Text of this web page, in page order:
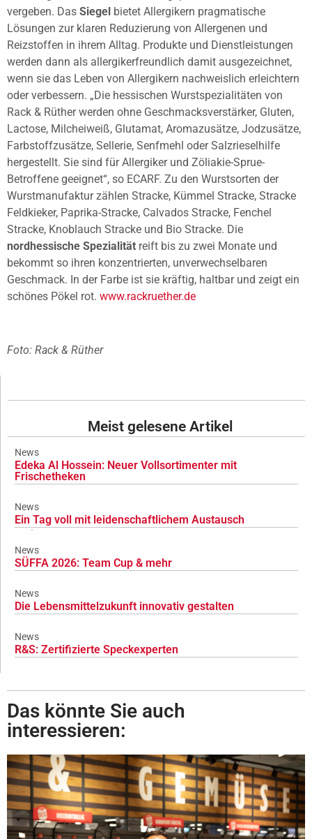
vergeben. Das Siegel bietet Allergikern pragmatische
Lösungen zur klaren Reduzierung von Allergenen und
Reizstoffen in ihrem Alltag. Produkte und Dienstleistungen
werden dann als allergikerfreundlich damit ausgezeichnet,
wenn sie das Leben von Allergikern nachweislich erleichtern
oder verbessern. „Die hessischen Wurstspezialitäten von
Rack & Rüther werden ohne Geschmacksverstärker, Gluten,
Lactose, Milcheiweiß, Glutamat, Aromazusätze, Jodzusätze,
Farbstoffzusätze, Sellerie, Senfmehl oder Salzrieselhilfe
hergestellt. Sie sind für Allergiker und Zöliakie-Sprue-
Betroffene geeignet“, so ECARF. Zu den Wurstsorten der
Wurstmanufaktur zählen Stracke, Kümmel Stracke, Stracke
Feldkieker, Paprika-Stracke, Calvados Stracke, Fenchel
Stracke, Knoblauch Stracke und Bio Stracke. Die
nordhessische Spezialität reift bis zu zwei Monate und
bekommt so ihren konzentrierten, unverwechselbaren
Geschmack. In der Farbe ist sie kräftig, haltbar und zeigt ein
schönes Pökel rot. www.rackruether.de
Foto: Rack & Rüther
Meist gelesene Artikel
News
Edeka Al Hossein: Neuer Vollsortimenter mit
Frischetheken
News
Ein Tag voll mit leidenschaftlichem Austausch
News
SÜFFA 2026: Team Cup & mehr
News
Die Lebensmittelzukunft innovativ gestalten
News
R&S: Zertifizierte Speckexperten
Das könnte Sie auch
interessieren: